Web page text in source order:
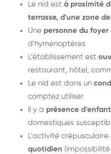
Le nid est à proximité
terrasse, d'une zone
Une personne du
d'hyménoptères
L'établissement est
restaurant, hôtel,
Le nid est dans un
comptez utiliser
Il y a présence
domestiques
L'activité crépusculaire
quotidien